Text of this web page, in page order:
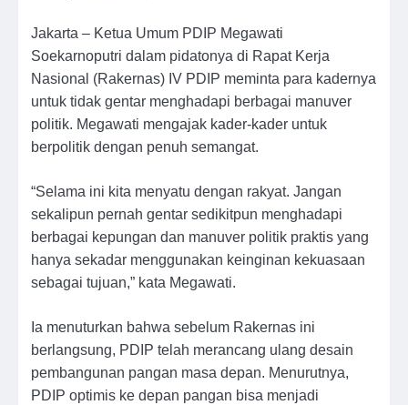
Jakarta – Ketua Umum PDIP Megawati
Soekarnoputri dalam pidatonya di Rapat Kerja
Nasional (Rakernas) IV PDIP meminta para kadernya
untuk tidak gentar menghadapi berbagai manuver
politik. Megawati mengajak kader-kader untuk
berpolitik dengan penuh semangat.
“Selama ini kita menyatu dengan rakyat. Jangan
sekalipun pernah gentar sedikitpun menghadapi
berbagai kepungan dan manuver politik praktis yang
hanya sekadar menggunakan keinginan kekuasaan
sebagai tujuan,” kata Megawati.
Ia menuturkan bahwa sebelum Rakernas ini
berlangsung, PDIP telah merancang ulang desain
pembangunan pangan masa depan. Menurutnya,
PDIP optimis ke depan pangan bisa menjadi